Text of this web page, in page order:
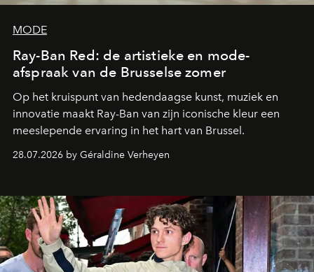
MODE
Ray-Ban Red: de artistieke en mode-
afspraak van de Brusselse zomer
Op het kruispunt van hedendaagse kunst, muziek en
innovatie maakt Ray-Ban van zijn iconische kleur een
meeslepende ervaring in het hart van Brussel.
28.07.2026 by Géraldine Verheyen